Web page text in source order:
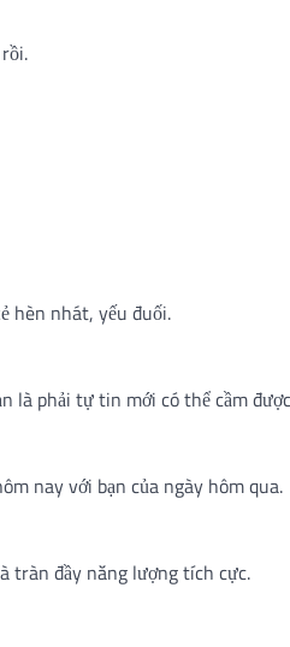
hèn nhát, yếu đuối.
là phải tự tin mới có thể cầm
nay với bạn của ngày hôm qua.
tràn đầy năng lượng tích cực.